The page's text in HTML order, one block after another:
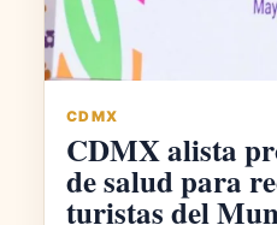
CDMX
CDMX alista
de salud para
turistas del